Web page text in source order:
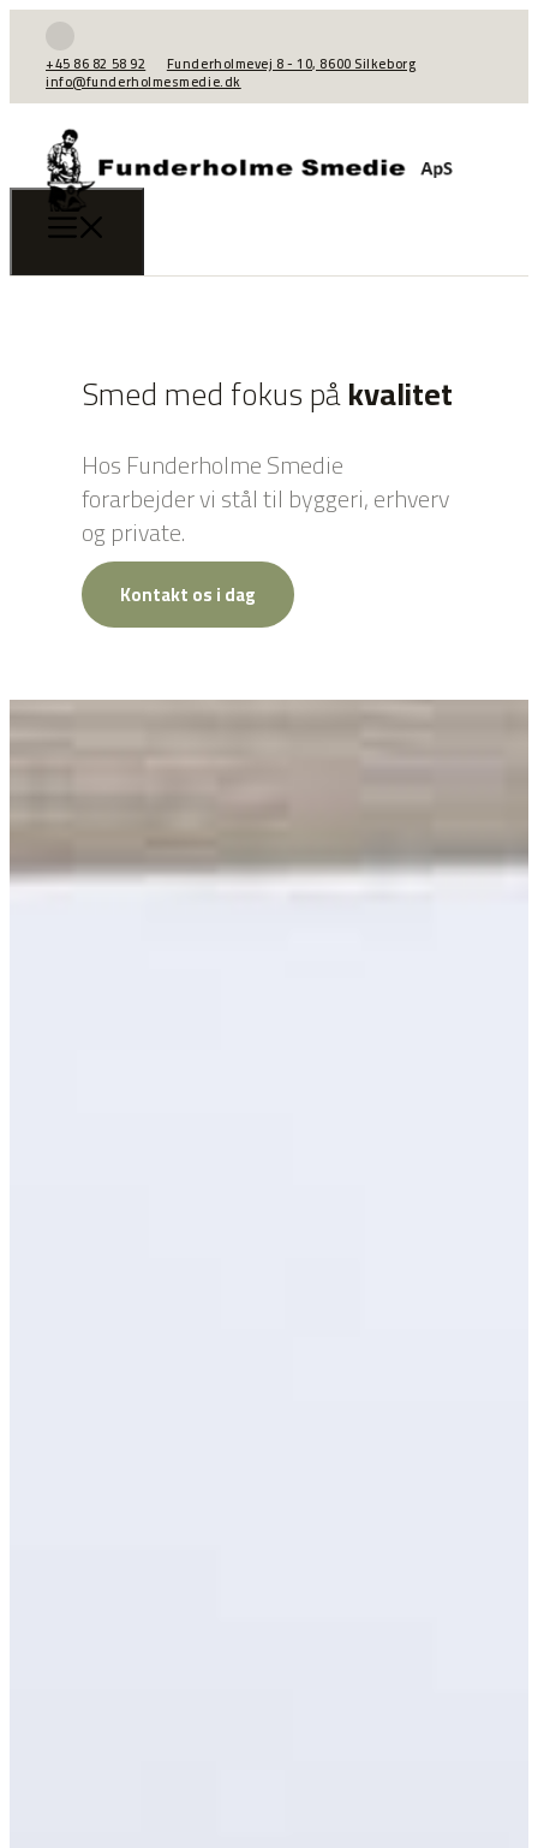
+45 86 82 58 92 Funderholmevej 8 - 10, ​8600 Silkeborg
info@funderholmesmedie.dk
Smed med fokus påkvalitet
Hos Funderholme Smedie
forarbejder vi stål til byggeri, erhverv
og private.
Kontakt os i dag